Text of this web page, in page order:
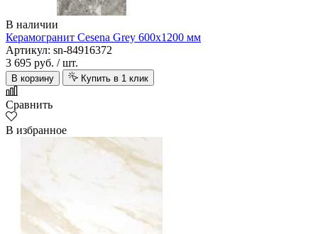
В наличии
Керамогранит Cesena Grey 600х1200 мм
Артикул: sn-84916372
3 695 руб. / шт.
В корзину Купить в 1 клик
Сравнить
В избранное